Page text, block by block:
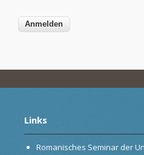
Links
Romanisches Seminar der